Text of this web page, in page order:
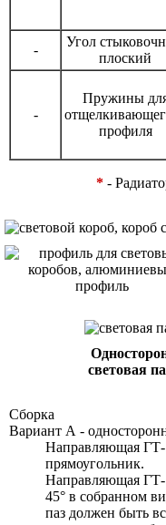
-
Угол
плоский
-
Пружины
профиля
* -
световая
Сборка
Вариант А -
Направляющая ГТ-
прямоугольник.
Направляющая
45° в собранном
паз должен быть